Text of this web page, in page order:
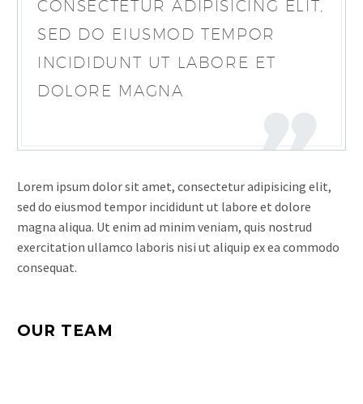
CONSECTETUR ADIPISICING ELIT,
SED DO EIUSMOD TEMPOR
INCIDIDUNT UT LABORE ET
DOLORE MAGNA
Lorem ipsum dolor sit amet, consectetur adipisicing elit,
sed do eiusmod tempor incididunt ut labore et dolore
magna aliqua. Ut enim ad minim veniam, quis nostrud
exercitation ullamco laboris nisi ut aliquip ex ea commodo
consequat.
OUR TEAM